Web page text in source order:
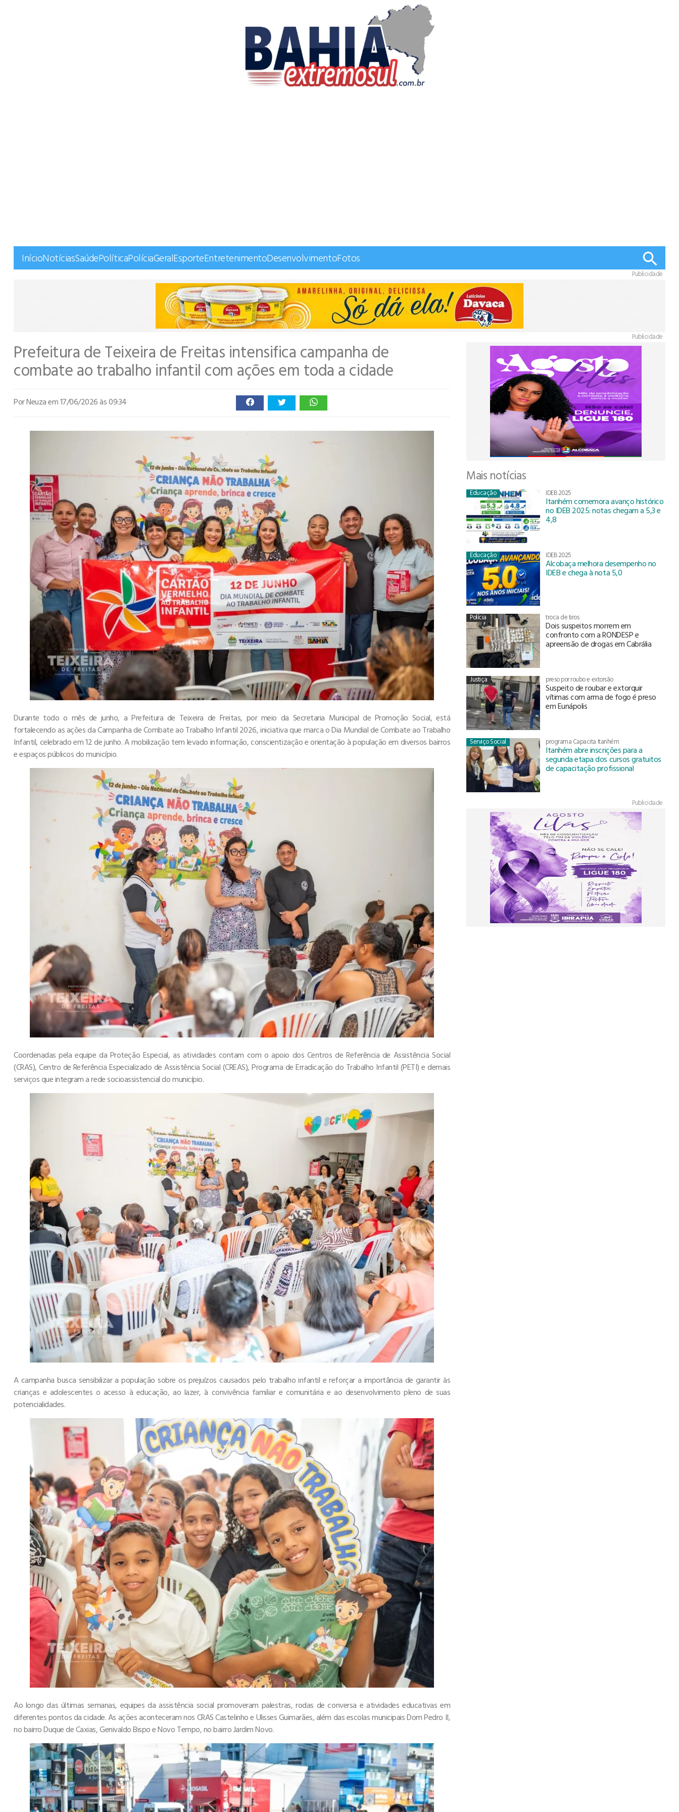
InícioNotíciasSaúdePolíticaPolíciaGeralEsporteEntretenimentoDesenvolvimentoFotos
Publicidade
Prefeitura de Teixeira de Freitas intensifica campanha de
combate ao trabalho infantil com ações em toda a cidade
Por Neuzaem 17/06/2026 às 09:34
Durante todo o mês de junho, a Prefeitura de Teixeira de Freitas, por meio da Secretaria Municipal de Promoção Social, está
fortalecendo as ações da Campanha de Combate ao Trabalho Infantil 2026, iniciativa que marca o Dia Mundial de Combate ao Trabalho
Infantil, celebrado em 12 de junho. A mobilização tem levado informação, conscientização e orientação à população em diversos bairros
e espaços públicos do município.
Coordenadas pela equipe da Proteção Especial, as atividades contam com o apoio dos Centros de Referência de Assistência Social
(CRAS), Centro de Referência Especializado de Assistência Social (CREAS), Programa de Erradicação do Trabalho Infantil (PETI) e demais
serviços que integram a rede socioassistencial do município.
A campanha busca sensibilizar a população sobre os prejuízos causados pelo trabalho infantil e reforçar a importância de garantir às
crianças e adolescentes o acesso à educação, ao lazer, à convivência familiar e comunitária e ao desenvolvimento pleno de suas
potencialidades.
Ao longo das últimas semanas, equipes da assistência social promoveram palestras, rodas de conversa e atividades educativas em
diferentes pontos da cidade. As ações aconteceram nos CRAS Castelinho e Ulisses Guimarães, além das escolas municipais Dom Pedro II,
no bairro Duque de Caxias, Genivaldo Bispo e Novo Tempo, no bairro Jardim Novo.
Publicidade
Mais notícias
Educação IDEB 2025
Itanhém comemora avanço histórico
no IDEB 2025: notas chegam a 5,3 e
4,8
Educação IDEB 2025
Alcobaça melhora desempenho no
IDEB e chega à nota 5,0
Polícia troca de tiros
Dois suspeitos morrem em
confronto com a RONDESP e
apreensão de drogas em Cabrália
Justiça preso por roubo e extorsão
Suspeito de roubar e extorquir
vítimas com arma de fogo é preso
em Eunápolis
Serviço Social programa Capacita Itanhém
Itanhém abre inscrições para a
segunda etapa dos cursos gratuitos
de capacitação profissional
Publicidade